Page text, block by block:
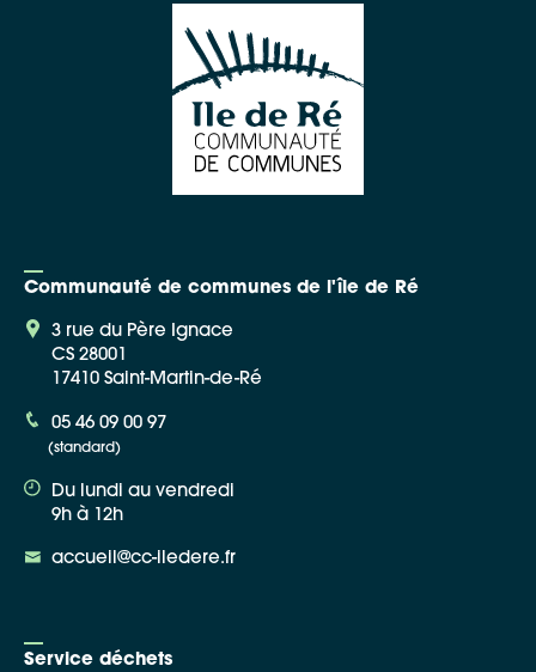
Communauté de communes de l'île de Ré
3 rue du Père Ignace
CS 28001
17410 Saint-Martin-de-Ré
05 46 09 00 97
(standard)
Du lundi au vendredi
9h à 12h
accueil@cc-iledere.fr
Service déchets
Apple Plans